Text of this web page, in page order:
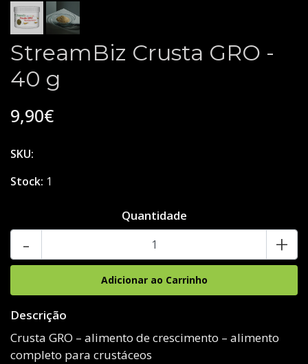
StreamBiz Crusta GRO -
40 g
9,90€
SKU:
Stock: 1
Quantidade
- +
Descrição
Crusta GRO – alimento de crescimento – alimento
completo para crustáceos